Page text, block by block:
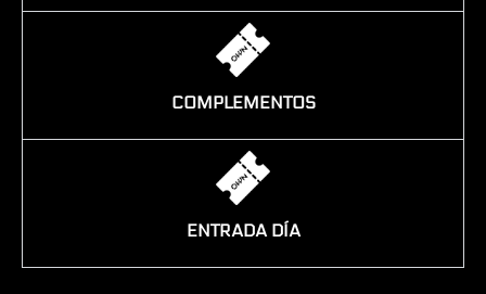
COMPLEMENTOS
ENTRADA DÍA